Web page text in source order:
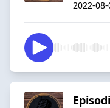
2022-08-